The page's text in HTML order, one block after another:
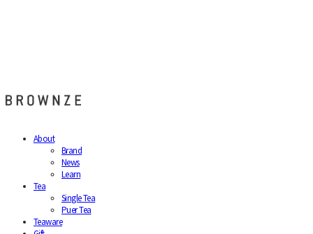
About
Brand
News
Learn
Tea
Single Tea
Puer Tea
Teaware